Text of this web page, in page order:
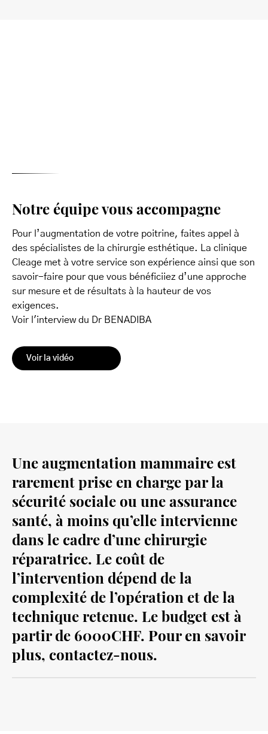
Notre équipe vous accompagne
Pour l’augmentation de votre poitrine, faites appel à
des spécialistes de la chirurgie esthétique. La clinique
Cleage met à votre service son expérience ainsi que son
savoir-faire pour que vous bénéficiiez d’une approche
sur mesure et de résultats à la hauteur de vos
exigences.
Voir l'interview du Dr BENADIBA
Voir la vidéo
Une augmentation mammaire est
rarement prise en charge par la
sécurité sociale ou une assurance
santé, à moins qu’elle intervienne
dans le cadre d’une chirurgie
réparatrice. Le coût de
l’intervention dépend de la
complexité de l’opération et de la
technique retenue. Le budget est à
partir de 6000CHF. Pour en savoir
plus, contactez-nous.